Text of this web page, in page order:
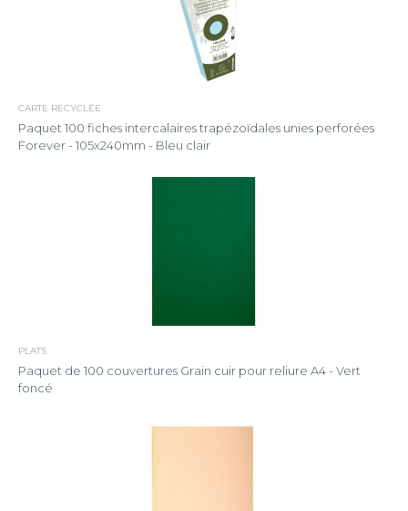
CARTE RECYCLÉE
Paquet 100 fiches intercalaires trapézoïdales unies perforées
Forever - 105x240mm - Bleu clair
PLATS
Paquet de 100 couvertures Grain cuir pour reliure A4 - Vert
foncé